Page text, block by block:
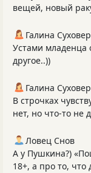
вещей, новый
Галина
Устами
другое..))
Галина
В строчках
нет, но что-то не
Ловец Снов
А у Пушкина?)
18+, а про то, что